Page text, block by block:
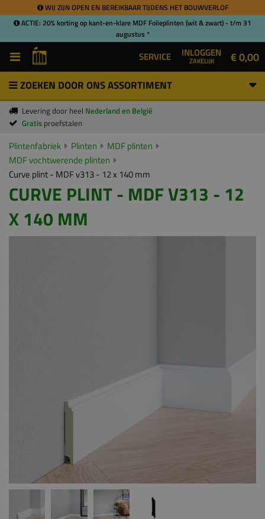
WIJ ZIJN OPEN EN BEREIKBAAR TIJDENS HET BOUWVERLOF
ACTIE: 20% korting op kant-en-klare MDF Folieplinten (wit & zwart) - t/m 31
augustus *
SERVICE INLOGGEN
ZAKELIJK € 0,00
ZOEKEN DOOR ONS ASSORTIMENT
Levering door heel Nederland en België
Gratis proefstalen
Plintenfabriek Plinten
MDF plinten
MDF vochtwerende plinten
Curve plint - MDF v313 - 12 x 140 mm
CURVE PLINT - MDF V313 - 12
X 140 MM